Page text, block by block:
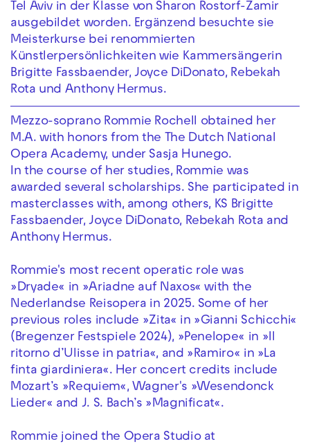
Tel Aviv in der Klasse von Sharon Rostorf-Zamir
ausgebildet worden. Ergänzend besuchte sie
Meisterkurse bei renommierten
Künstlerpersönlichkeiten wie Kammersängerin
Brigitte Fassbaender, Joyce DiDonato, Rebekah
Rota und Anthony Hermus.
Mezzo-soprano Rommie Rochell obtained her
M.A. with honors from the The Dutch National
Opera Academy, under Sasja Hunego.
In the course of her studies, Rommie was
awarded several scholarships. She participated in
masterclasses with, among others, KS Brigitte
Fassbaender, Joyce DiDonato, Rebekah Rota and
Anthony Hermus.
Rommie's most recent operatic role was
»Dryade« in »Ariadne auf Naxos« with the
Nederlandse Reisopera in 2025. Some of her
previous roles include »Zita« in »Gianni Schicchi«
(Bregenzer Festspiele 2024), »Penelope« in »Il
ritorno d’Ulisse in patria«, and »Ramiro« in »La
finta giardiniera«. Her concert credits include
Mozart’s »Requiem«, Wagner's »Wesendonck
Lieder« and J. S. Bach’s »Magnificat«.
Rommie joined the Opera Studio at